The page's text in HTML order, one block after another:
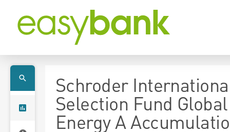
Schroder
Selection Fund Global
Energy A